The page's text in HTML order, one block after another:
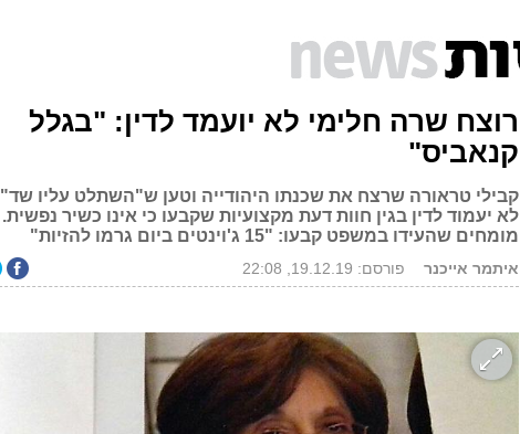
רוצח שרה חלימי לא יועמד לדין: "בגלל
קנאביס"
קבילי טראורה שרצח את שכנתו היהודייה וטען ש"השתלט עליו שד"
לא יעמוד לדין בגין חוות דעת מקצועיות שקבעו כי אינו כשיר נפשית.
מומחים שהעידו במשפט קבעו: "15 ג'וינטים ביום גרמו להזיות"
איתמר אייכנר פורסם: 19.12.19, 22:08